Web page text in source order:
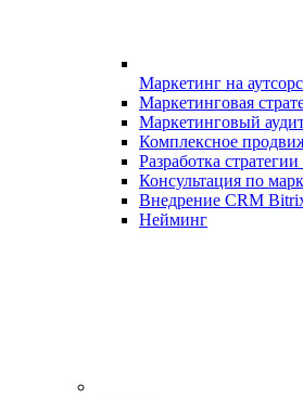
Маркетинг на
Маркетинговая
Маркетинговый
Комплексное
Разработка
Консультация по
Внедрение CRM
Нейминг